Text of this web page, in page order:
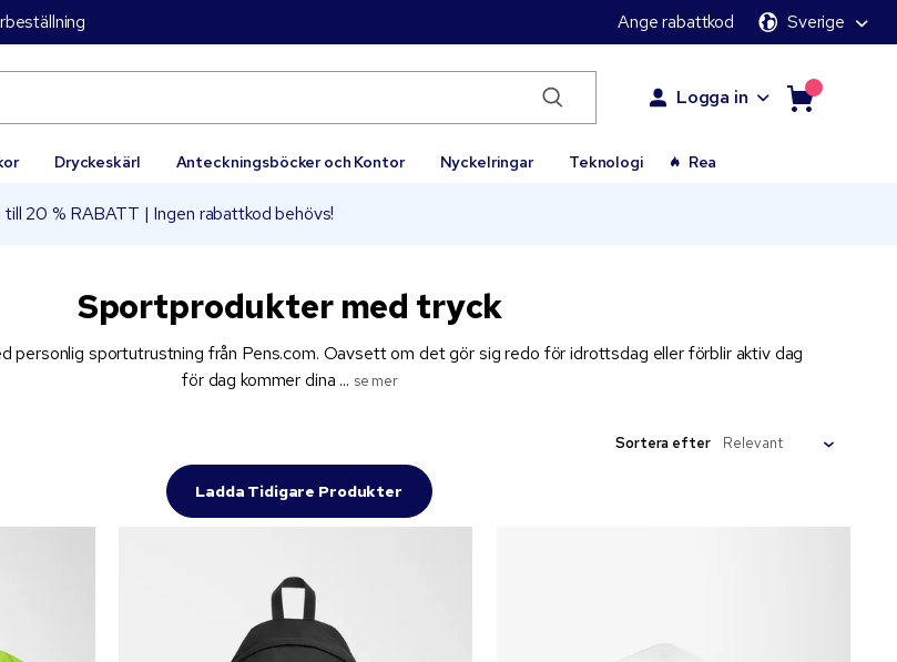
Ange rabattkod Sverige
Logga in
Dryckeskärl Anteckningsböcker och Kontor Nyckelringar Teknologi Rea
till 20 % RABATT | Ingen rabattkod behövs!
Sportprodukter med tryck
personlig sportutrustning från Pens.com. Oavsett om det gör sig redo för idrottsdag eller förblir aktiv dag
för dag kommer dina ... se mer
Sortera efter
Ladda Tidigare Produkter